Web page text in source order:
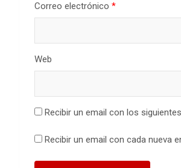
Correo electrónico *
Web
Recibir un email con los
Recibir un email con cada nueva